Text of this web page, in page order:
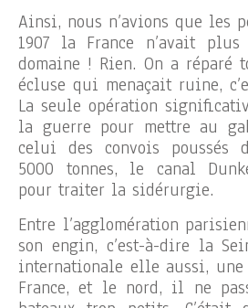
Ainsi, nous n’avions que les
1907 la France n’avait
domaine ! Rien. On a réparé
écluse qui menaçait ruine,
La seule opération
la guerre pour mettre au
celui des convois poussés
5000 tonnes, le canal
pour traiter la sidérurgie.
Entre l’agglomération
son engin, c’est-à-dire la
internationale elle aussi,
France, et le nord, il ne